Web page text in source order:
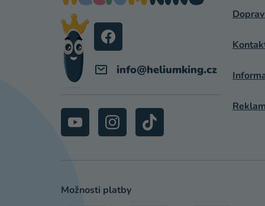
info@heliumking.cz
Možnosti platby